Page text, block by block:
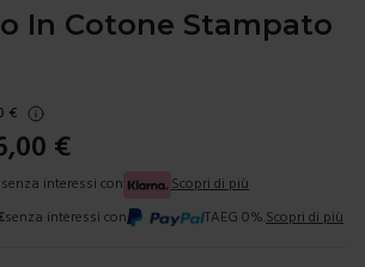
In Cotone Stampato
€
€
interessi con
Scopri di più
senza interessi con TAEG 0%. Scopri di più